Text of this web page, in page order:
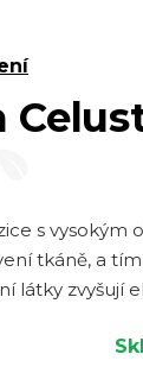
s vysokým
tkáně, a
látky zvyšují